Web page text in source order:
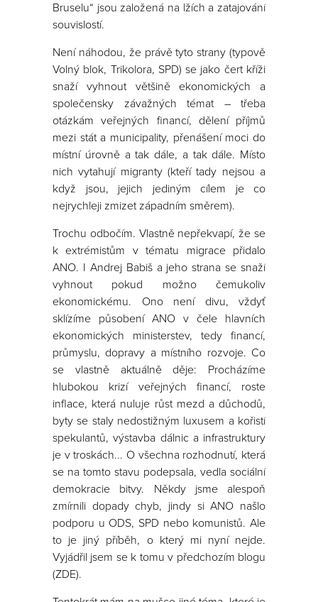
Bruselu“ jsou založená na lžích a zatajování
souvislostí.
Není náhodou, že právě tyto strany (typově
Volný blok, Trikolora, SPD) se jako čert kříži
snaží vyhnout většině ekonomických a
společensky závažných témat – třeba
otázkám veřejných financí, dělení příjmů
mezi stát a municipality, přenášení moci do
místní úrovně a tak dále, a tak dále. Místo
nich vytahují migranty (kteří tady nejsou a
když jsou, jejich jediným cílem je co
nejrychleji zmizet západním směrem).
Trochu odbočím. Vlastně nepřekvapí, že se
k extrémistům v tématu migrace přidalo
ANO. I Andrej Babiš a jeho strana se snaží
vyhnout pokud možno čemukoliv
ekonomickému. Ono není divu, vždyť
sklízíme působení ANO v čele hlavních
ekonomických ministerstev, tedy financí,
průmyslu, dopravy a místního rozvoje. Co
se vlastně aktuálně děje: Procházíme
hlubokou krizí veřejných financí, roste
inflace, která nuluje růst mezd a důchodů,
byty se staly nedostižným luxusem a kořistí
spekulantů, výstavba dálnic a infrastruktury
je v troskách... O všechna rozhodnutí, která
se na tomto stavu podepsala, vedla sociální
demokracie bitvy. Někdy jsme alespoň
zmírnili dopady chyb, jindy si ANO našlo
podporu u ODS, SPD nebo komunistů. Ale
to je jiný příběh, o který mi nyní nejde.
Vyjádřil jsem se k tomu v předchozím blogu
(ZDE).